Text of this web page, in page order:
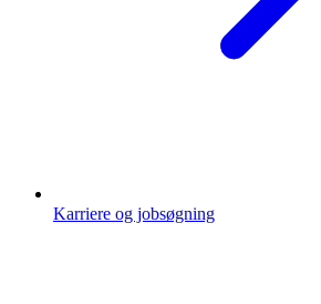
Karriere og jobsøgning